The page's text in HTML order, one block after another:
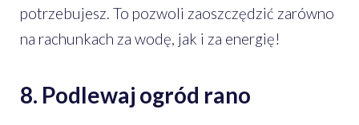
potrzebujesz. To pozwoli zaoszczędzić zarówno
na rachunkach za wodę, jak i za energię!
8. Podlewaj ogród rano